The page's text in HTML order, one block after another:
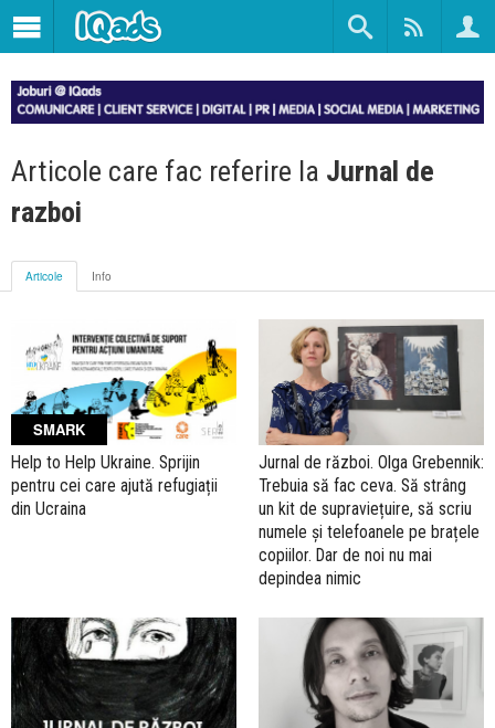
Articole care fac referire la Jurnal de
razboi
Articole Info
SMARK
Help to Help Ukraine. Sprijin
pentru cei care ajută refugiații
din Ucraina
Jurnal de război. Olga Grebennik:
Trebuia să fac ceva. Să strâng
un kit de supraviețuire, să scriu
numele și telefoanele pe brațele
copiilor. Dar de noi nu mai
depindea nimic